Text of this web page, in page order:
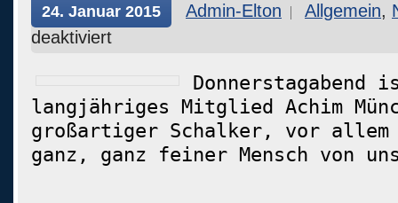
24. Januar 2015 Admin-Elton Allgemein,
deaktiviert
Donnerstagabend
langjähriges Mitglied Achim
großartiger Schalker, vor allem
ganz, ganz feiner Mensch von